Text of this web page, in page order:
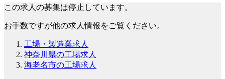
この求人の募集は停止しています。
お手数ですが他の求人情報をご覧ください。
工場・製造業求人
神奈川県の工場求人
海老名市の工場求人